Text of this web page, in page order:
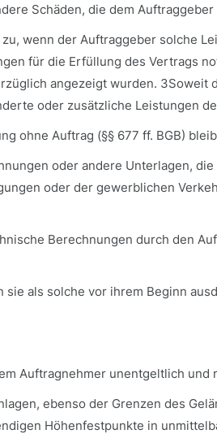
Schäden, die dem
wenn der Auftraggeber solche
für die Erfüllung des Vertrags
angezeigt wurden. 3Soweit
oder zusätzliche Leistungen
ohne Auftrag (§§ 677 ff. BGB)
oder andere Unterlagen,
oder der gewerblichen
Berechnungen durch den
als solche vor ihrem Beginn
Auftragnehmer unentgeltlich und
ebenso der Grenzen des
Höhenfestpunkte in